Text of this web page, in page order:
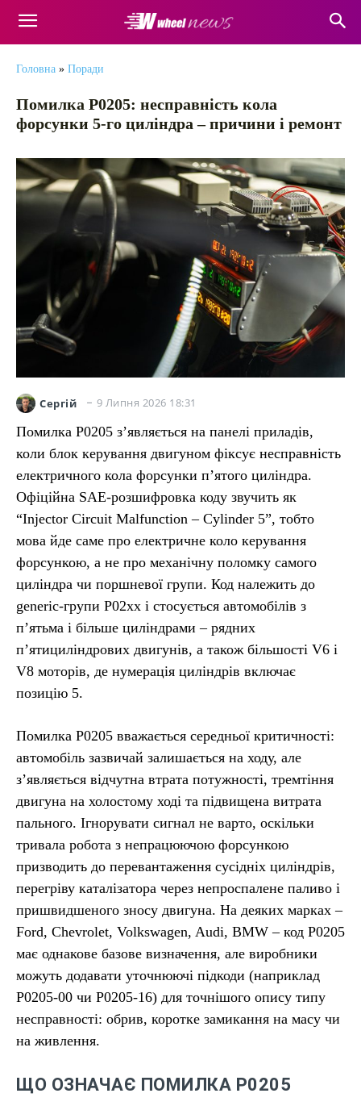
Головна » Поради
Помилка P0205: несправність кола
форсунки 5-го циліндра – причини і ремонт
Сергій 9 Липня 2026 18:31
Помилка P0205 з’являється на панелі приладів,
коли блок керування двигуном фіксує несправність
електричного кола форсунки п’ятого циліндра.
Офіційна SAE-розшифровка коду звучить як
“Injector Circuit Malfunction – Cylinder 5”, тобто
мова йде саме про електричне коло керування
форсункою, а не про механічну поломку самого
циліндра чи поршневої групи. Код належить до
generic-групи P02xx і стосується автомобілів з
п’ятьма і більше циліндрами – рядних
п’ятициліндрових двигунів, а також більшості V6 і
V8 моторів, де нумерація циліндрів включає
позицію 5.
Помилка P0205 вважається середньої критичності:
автомобіль зазвичай залишається на ходу, але
з’являється відчутна втрата потужності, тремтіння
двигуна на холостому ході та підвищена витрата
пального. Ігнорувати сигнал не варто, оскільки
тривала робота з непрацюючою форсункою
призводить до перевантаження сусідніх циліндрів,
перегріву каталізатора через непроспалене паливо і
пришвидшеного зносу двигуна. На деяких марках –
Ford, Chevrolet, Volkswagen, Audi, BMW – код P0205
має однакове базове визначення, але виробники
можуть додавати уточнюючі підкоди (наприклад
P0205-00 чи P0205-16) для точнішого опису типу
несправності: обрив, коротке замикання на масу чи
на живлення.
ЩО ОЗНАЧАЄ ПОМИЛКА P0205